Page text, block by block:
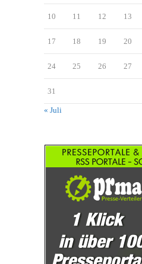
10 11 12 13
17 18 19 20
24 25 26 27
31
« Juli